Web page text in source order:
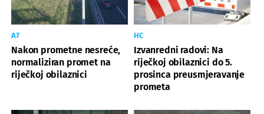
A7
Nakon prometne nesreće,
normaliziran promet na
riječkoj obilaznici
HC
Izvanredni radovi: Na
riječkoj obilaznici do 5.
prosinca preusmjeravanje
prometa